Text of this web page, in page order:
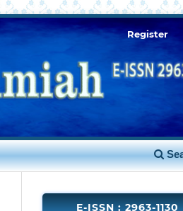
Register
E-ISSN : 2963-1130